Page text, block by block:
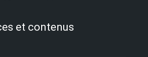
et contenus